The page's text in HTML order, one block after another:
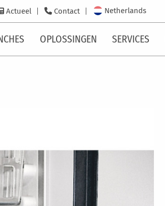
Actueel Contact Netherlands
OPLOSSINGEN SERVICES